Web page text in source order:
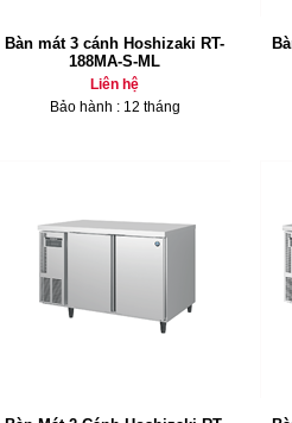
Bàn mát 3 cánh Hoshizaki RT-
188MA-S-ML
Liên hệ
Bảo hành : 12 tháng